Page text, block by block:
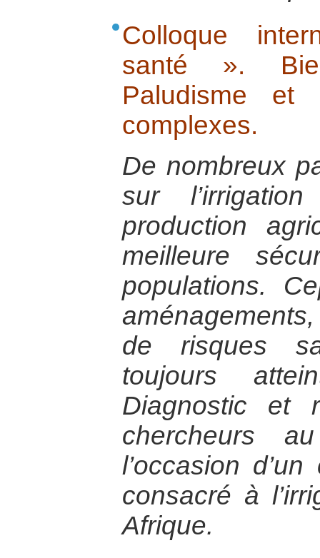
Colloque
santé ».
Paludisme et
complexes.
De nombreux
sur
production
meilleure
populations.
de risques
toujours
Diagnostic et
chercheurs
l’occasion
consacré à
Afrique.